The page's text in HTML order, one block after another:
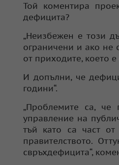
Той коментира
дефицита?
„Неизбежен е този
ограничени и ако не
от приходите, което
И допълни, че
години“.
„Проблемите са, че
управление на
тъй като са част
правителството.
свръхдефицита“,